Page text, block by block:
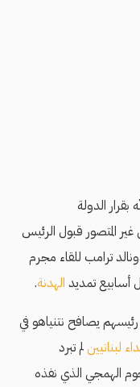
الدولة
المتصور قبول الرئيس
ترامب للقاء مجرم
أسابيع تمديد الهدنة.
رئيسهم يصافح نتنياهو في
لم تبرد
الهمجي الذي نفذه